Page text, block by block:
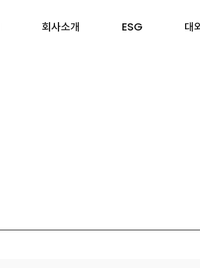
회사소개 ESG 대